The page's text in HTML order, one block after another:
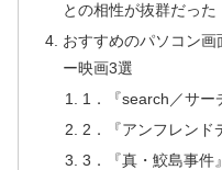
との相性が抜群だった
おすすめのパソコン
ー映画3選
1．『search／サー
2．『アンフレンド
3．『真・鮫島事件』